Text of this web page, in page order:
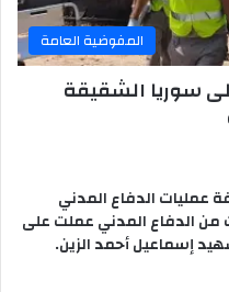
المفوضية العامة
سوريا الشقيقة
عمليات الدفاع المدني
من الدفاع المدني عملت على
إسماعيل أحمد الزين.